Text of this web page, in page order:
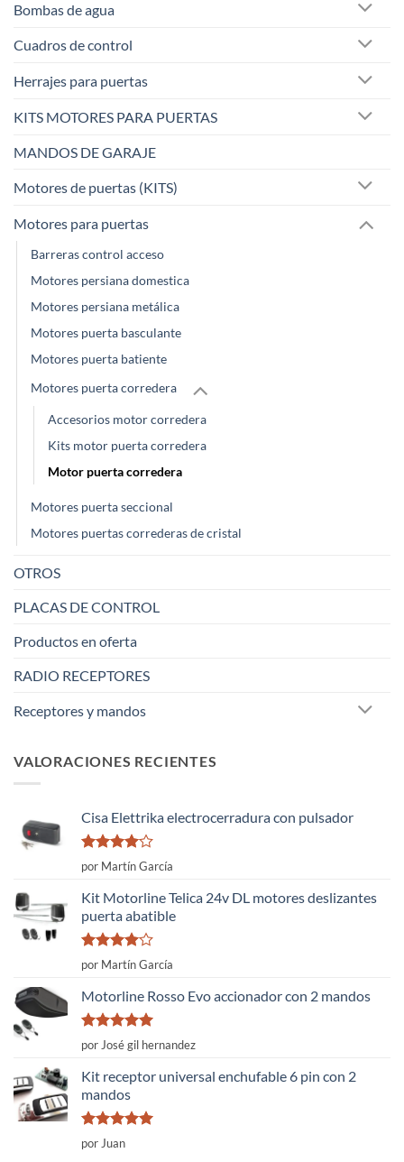
pueden
en
página
producto
producto
Bombas de agua
Cuadros de control
Herrajes para puertas
KITS MOTORES PARA PUERTAS
MANDOS DE GARAJE
Motores de puertas (KITS)
Motores para puertas
Barreras control acceso
Motores persiana domestica
Motores persiana metálica
Motores puerta basculante
Motores puerta batiente
Motores puerta corredera
Accesorios motor corredera
Kits motor puerta corredera
Motor puerta corredera
Motores puerta seccional
Motores puertas correderas de cristal
OTROS
PLACAS DE CONTROL
Productos en oferta
RADIO RECEPTORES
Receptores y mandos
VALORACIONES RECIENTES
Cisa Elettrika electrocerradura con pulsador
Valorado
con
5
por Martín García
Kit Motorline Telica 24v DL motores deslizantes
puerta abatible
Valorado
con
5
por Martín García
Motorline Rosso Evo accionador con 2 mandos
Valorado
con
de 5
por José gil hernandez
Kit receptor universal enchufable 6 pin con 2
mandos
Valorado
con
por Juan